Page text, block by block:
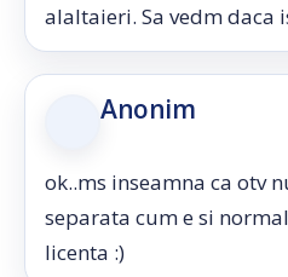
alaltaieri. Sa vedm daca
Anonim
ok..ms inseamna ca otv
separata cum e si
licenta :)